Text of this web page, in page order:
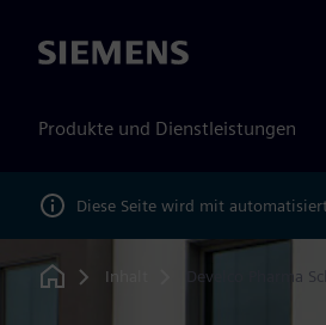
Siemens
Produkte und Dienstleistungen
Diese Seite wird mit
Home
Inhalt Develco Pharma